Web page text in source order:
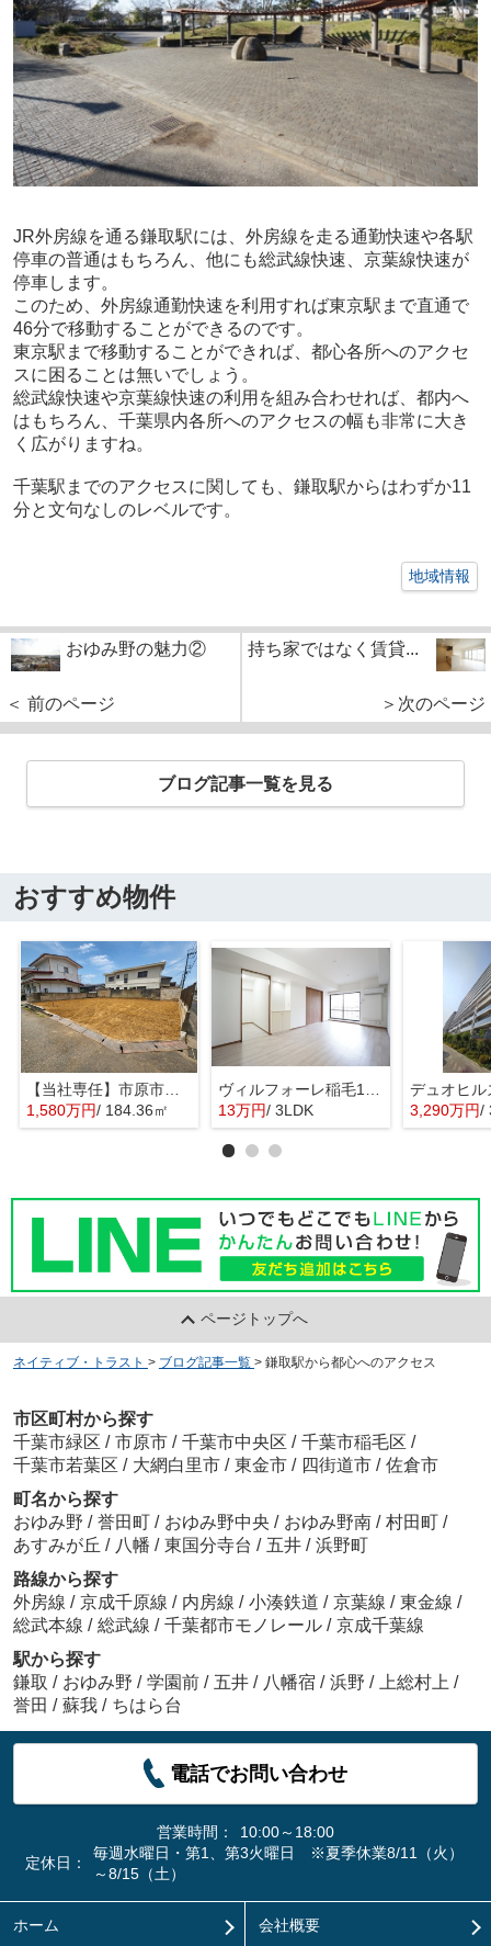
JR外房線を通る鎌取駅には、外房線を走る通勤快速や各駅
停車の普通はもちろん、他にも総武線快速、京葉線快速が
停車します。
このため、外房線通勤快速を利用すれば東京駅まで直通で
46分で移動することができるのです。
東京駅まで移動することができれば、都心各所へのアクセ
スに困ることは無いでしょう。
総武線快速や京葉線快速の利用を組み合わせれば、都内へ
はもちろん、千葉県内各所へのアクセスの幅も非常に大き
く広がりますね。
千葉駅までのアクセスに関しても、鎌取駅からはわずか11
分と文句なしのレベルです。
地域情報
おゆみ野の魅力②
＜ 前のページ
持ち家ではなく賃貸...
＞次のページ
ブログ記事一覧を見る
おすすめ物件
【当社専任】市原市辰巳台東4丁目 売り土地
1,580万円/ 184.36㎡
ヴィルフォーレ稲毛1番館
13万円/ 3LDK 3,290万円/
ページトップへ
ネイティブ・トラスト > ブログ記事一覧 > 鎌取駅から都心へのアクセス
市区町村から探す
千葉市緑区 / 市原市 / 千葉市中央区 / 千葉市稲毛区 /
千葉市若葉区 / 大網白里市 / 東金市 / 四街道市 / 佐倉市
町名から探す
おゆみ野 / 誉田町 / おゆみ野中央 / おゆみ野南 / 村田町 /
あすみが丘 / 八幡 / 東国分寺台 / 五井 / 浜野町
路線から探す
外房線 / 京成千原線 / 内房線 / 小湊鉄道 / 京葉線 / 東金線 /
総武本線 / 総武線 / 千葉都市モノレール / 京成千葉線
駅から探す
鎌取 / おゆみ野 / 学園前 / 五井 / 八幡宿 / 浜野 / 上総村上 /
誉田 / 蘇我 / ちはら台
電話でお問い合わせ
営業時間：
10:00～18:00
定休日：
毎週水曜日・第1、第3火曜日 ※夏季休業8/11（火）
～8/15（土）
ホーム 会社概要